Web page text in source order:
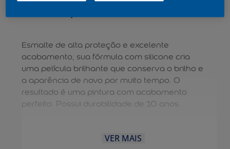
Esmalte de alta proteção e excelente
acabamento, sua fórmula com silicone cria
uma película brilhante que conserva o brilho e
a aparência de novo por muito tempo. O
resultado é uma pintura com acabamento
perfeito. Possui durabilidade de 10 anos.
VER MAIS